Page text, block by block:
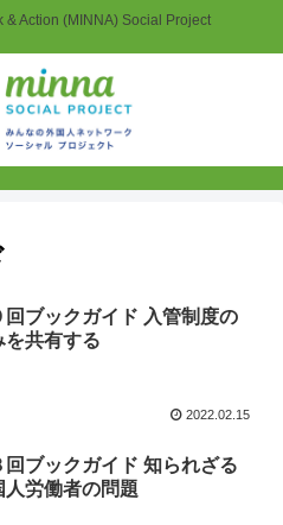
& Action (MINNA) Social Project
回ブックガイド 入管制度の
を共有する
2022.02.15
回ブックガイド 知られざる
人労働者の問題